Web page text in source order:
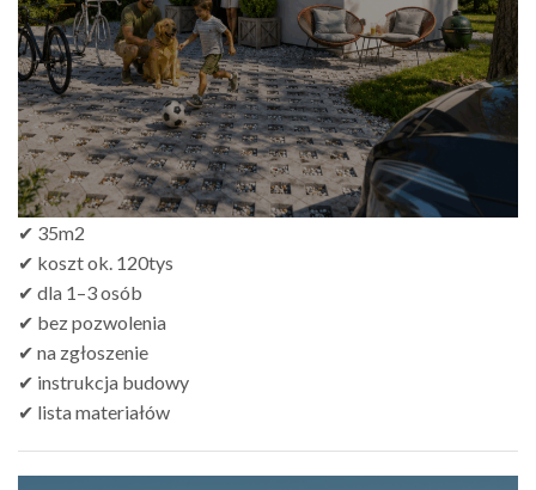
✔ 35m2
✔ koszt ok. 120tys
✔ dla 1–3 osób
✔ bez pozwolenia
✔ na zgłoszenie
✔ instrukcja budowy
✔ lista materiałów